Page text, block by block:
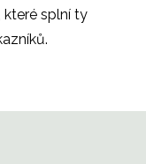
které splní ty